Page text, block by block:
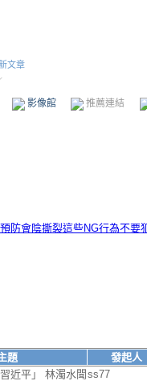
文章
影像館 推薦連結
防會陰撕裂這些NG行為不要
題 發起人
近平」 林濁水聞 ss77